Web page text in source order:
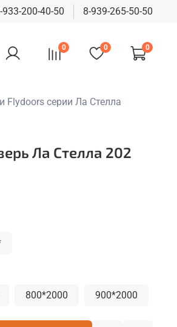
933-200-40-50 8-939-265-50-50
0 0 0
Flydoors серии Ла Стелла
Ла Стелла 202
800*2000 900*2000